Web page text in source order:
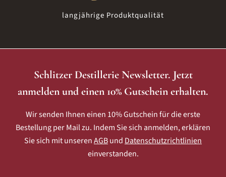
langjährige Produktqualität
Schlitzer Destillerie Newsletter. Jetzt
anmelden und einen 10% Gutschein erhalten.
Wir senden Ihnen einen 10% Gutschein für die erste
Bestellung per Mail zu. Indem Sie sich anmelden, erklären
Sie sich mit unserenAGBund Datenschutzrichtlinien
einverstanden.